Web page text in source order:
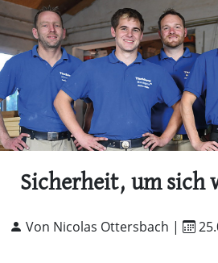
Sicherheit, um sich
Von Nicolas Ottersbach |